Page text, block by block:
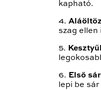
kapható.
4.
szag ellen
5.
6. Első
lepi be